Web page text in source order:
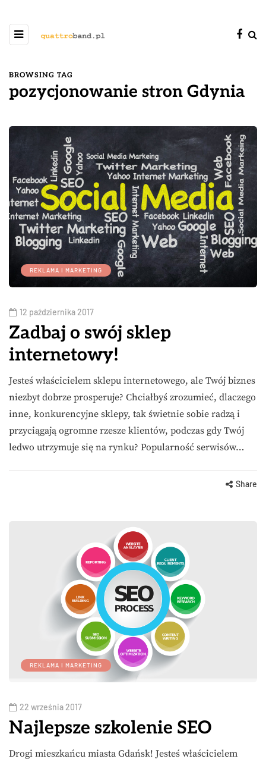
BROWSING TAG
pozycjonowanie stron Gdynia
REKLAMA I MARKETING
12 października 2017
Zadbaj o swój sklep
internetowy!
Jesteś właścicielem sklepu internetowego, ale Twój biznes
niezbyt dobrze prosperuje? Chciałbyś zrozumieć, dlaczego
inne, konkurencyjne sklepy, tak świetnie sobie radzą i
przyciągają ogromne rzesze klientów, podczas gdy Twój
ledwo utrzymuje się na rynku? Popularność serwisów…
Share
REKLAMA I MARKETING
22 września 2017
Najlepsze szkolenie SEO
Drogi mieszkańcu miasta Gdańsk! Jesteś właścicielem